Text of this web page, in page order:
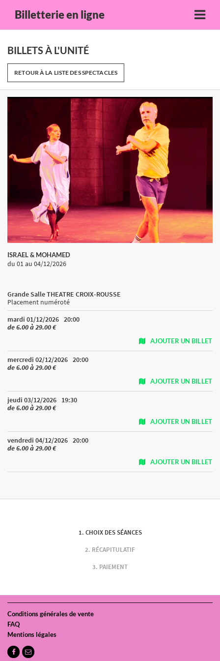
Billetterie en ligne
BILLETS À L'UNITÉ
RETOUR À LA LISTE DES SPECTACLES
ISRAEL & MOHAMED
du 01au 04/12/2026
Grande Salle THEATRE CROIX-ROUSSE
Placement numéroté
mardi 01/12/2026 20:00
de 6.00 à 29.00 €
AJOUTER UN BILLET
mercredi 02/12/2026 20:00
de 6.00 à 29.00 €
AJOUTER UN BILLET
jeudi 03/12/2026
19:30
de 6.00 à 29.00 €
AJOUTER UN BILLET
vendredi 04/12/2026 20:00
de 6.00 à 29.00 €
AJOUTER UN BILLET
CHOIX DES SÉANCES
RÉCAPITULATIF
PAIEMENT
Conditions générales de vente
FAQ
Mentions légales